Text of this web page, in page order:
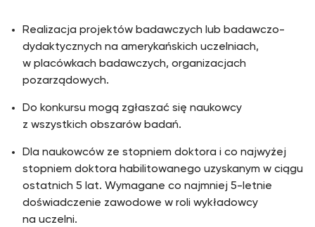
Realizacja projektów badawczych lub badawczo-
dydaktycznych na amerykańskich uczelniach,
w placówkach badawczych, organizacjach
pozarządowych.
Do konkursu mogą zgłaszać się naukowcy
z wszystkich obszarów badań.
Dla naukowców ze stopniem doktora i co najwyżej
stopniem doktora habilitowanego uzyskanym w ciągu
ostatnich 5 lat. Wymagane co najmniej 5-letnie
doświadczenie zawodowe w roli wykładowcy
na uczelni.